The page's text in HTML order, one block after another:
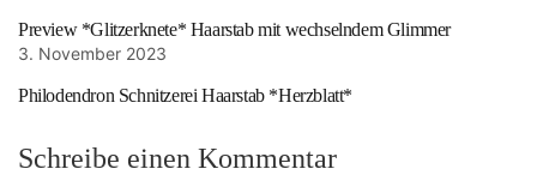
Preview *Glitzerknete* Haarstab mit wechselndem Glimmer
3. November 2023
Philodendron Schnitzerei Haarstab *Herzblatt*
Schreibe einen Kommentar